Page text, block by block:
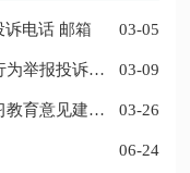
诉电话 邮箱 03-05
03-09
03-26
06-24